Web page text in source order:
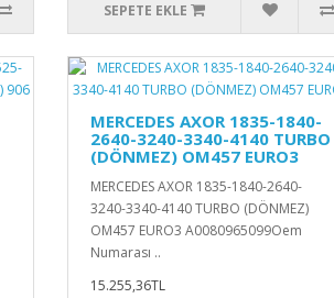
SEPETE EKLE
MERCEDES AXOR 1835-1840-
2640-3240-3340-4140 TURBO
(DÖNMEZ) OM457 EURO3
MERCEDES AXOR 1835-1840-2640-
3240-3340-4140 TURBO (DÖNMEZ)
OM457 EURO3 A0080965099Oem
Numarası ..
15.255,36TL